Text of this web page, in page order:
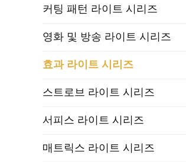
커팅 패턴 라이트 시리즈
영화 및 방송 라이트 시리즈
효과 라이트 시리즈
스트로브 라이트 시리즈
서피스 라이트 시리즈
매트릭스 라이트 시리즈